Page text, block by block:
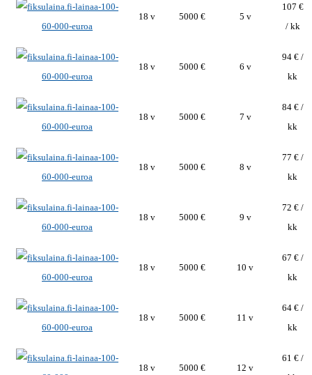
18 v 5000 € 5 v
107 €
/ kk
18 v 5000 € 6 v
94 € /
kk
18 v 5000 € 7 v
84 € /
kk
18 v 5000 € 8 v
77 € /
kk
18 v 5000 € 9 v
72 € /
kk
18 v 5000 € 10 v
67 € /
kk
18 v 5000 € 11 v
64 € /
kk
18 v 5000 € 12 v
61 € /